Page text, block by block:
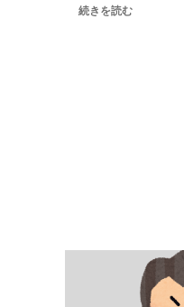
続きを読む